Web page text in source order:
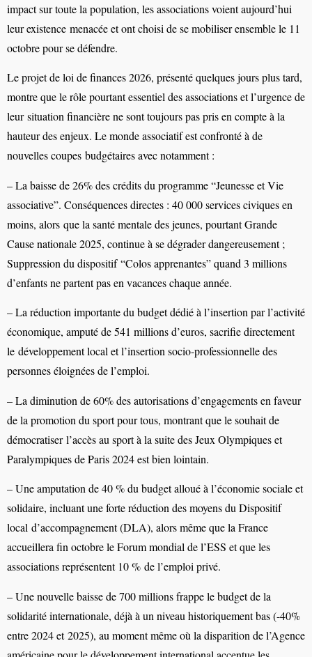
impactsurtoutela population, lesassociationsvoientaujourd’hui
leurexistence menacéeet ont choisi de se mobiliser ensemblele 11
octobre pour sedéfendre.
Leprojetdeloidefinances2026, présentéquelquesjoursplustard,
montrequelerôlepourtantessentieldesassociationsetl’urgencede
leursituationfinancièrenesonttoujourspasprisencompteàla
hauteurdesenjeux. Lemondeassociatifestconfrontéàde
nouvellescoupes budgétairesavecnotamment :
–La baissede26%descréditsdu programme“JeunesseetVie
associative”. Conséquencesdirectes : 40000servicesciviquesen
moins, alors quela santémentaledesjeunes, pourtantGrande
Causenationale2025, continueà sedégraderdangereusement ;
Suppression du dispositif“Colos apprenantes” quand 3 millions
d’enfantsnepartentpas en vacanceschaqueannée.
–Laréductionimportantedubudgetdédiéàl’insertionparl’activité
économique, amputéde541 millionsd’euros, sacrifiedirectement
le développementlocal etl’insertionsocio-professionnelledes
personneséloignéesdel’emploi.
–La diminution de60%desautorisationsd’engagementsen faveur
dela promotion du sportpourtous, montrantquelesouhaitde
démocratiserl’accèsau sportà la suite des Jeux Olympiques et
ParalympiquesdeParis2024 est bien lointain.
–Uneamputation de40%du budgetallouéà l’économiesocialeet
solidaire, incluantuneforteréduction desmoyensdu Dispositif
local d’accompagnement(DLA), alorsmêmequela France
accueillera fin octobreleForummondial del’ESS etqueles
associationsreprésentent 10% del’emploi privé.
–Unenouvellebaissede700millionsfrappelebudgetdela
solidaritéinternationale, déjà à un niveau historiquementbas(-40%
entre2024et2025), au momentmêmeoù la disparition del’Agence